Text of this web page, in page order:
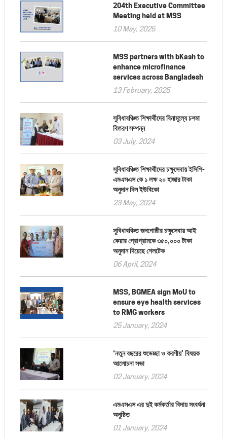
204th Executive Committee
Meeting held at MSS
10 May, 2025
MSS partners with bKash to
enhance microfinance
services across Bangladesh
13 February, 2025
সুবিধাবঞ্চিত শিক্ষার্থীদের বিনামূল্যে চশমা
বিতরণ সম্পন্ন
03 July, 2024
সুবিধাবঞ্চিত শিক্ষার্থীদের চক্ষুসেবায় ইসিপি-
এমএসএস কে ১ লক্ষ ২০ হাজার টাকা
অনুদান দিল ইউবিকো
23 May, 2024
সুবিধাবঞ্চিত জনগোষ্ঠীর চক্ষুসেবায় আই
কেয়ার প্রোগ্রামকে ৩৫০,০০০ টাকা
অনুদান দিয়েছে শেলটেক
06 April, 2024
MSS, BGMEA sign MoU to
ensure eye health services
to RMG workers
25 January, 2024
‘নতুন বছরের শুভেচ্ছা ও করণীয়’ বিষয়ক
আলোচনা সভা
02 January, 2024
এমএসএস এর দুই কর্মকর্তার বিদায় সংবর্ধনা
অনুষ্ঠিত
01 January, 2024